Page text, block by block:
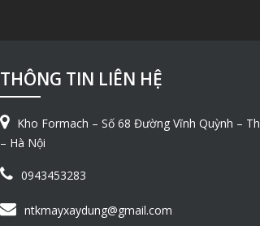
THÔNG TIN LIÊN HỆ
Kho Formach – Số 68 Đường Vĩnh Quỳnh –
– Hà Nội
0943453283
ntkmayxaydung@gmail.com